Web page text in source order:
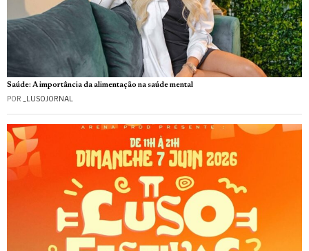
Saúde: A importância da alimentação na saúde mental
POR _LUSOJORNAL